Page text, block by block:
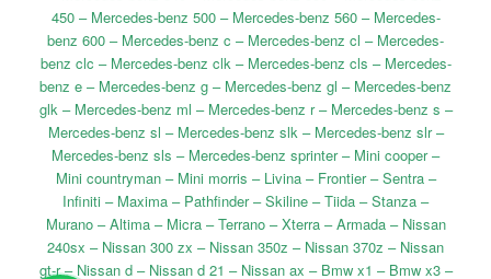
450 – Mercedes-benz 500 – Mercedes-benz 560 – Mercedes-
benz 600 – Mercedes-benz c – Mercedes-benz cl – Mercedes-
benz clc – Mercedes-benz clk – Mercedes-benz cls – Mercedes-
benz e – Mercedes-benz g – Mercedes-benz gl – Mercedes-benz
glk – Mercedes-benz ml – Mercedes-benz r – Mercedes-benz s –
Mercedes-benz sl – Mercedes-benz slk – Mercedes-benz slr –
Mercedes-benz sls – Mercedes-benz sprinter – Mini cooper –
Mini countryman – Mini morris – Livina – Frontier – Sentra –
Infiniti – Maxima – Pathfinder – Skiline – Tiida – Stanza –
Murano – Altima – Micra – Terrano – Xterra – Armada – Nissan
240sx – Nissan 300 zx – Nissan 350z – Nissan 370z – Nissan
gt-r – Nissan d – Nissan d 21 – Nissan ax – Bmw x1 – Bmw x3 –